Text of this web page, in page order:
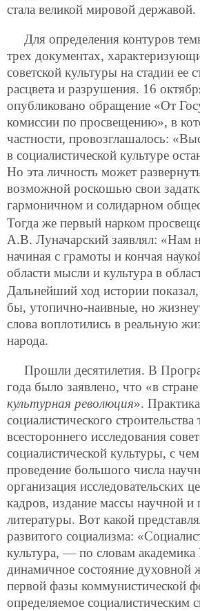
стала великой мировой державой.
Для определения контуров
трех документах,
советской культуры на стадии ее
расцвета и разрушения. 16
опубликовано обращение «От
комиссии по просвещению», в
частности, провозглашалось:
в социалистической культуре
Но эта личность может
возможной роскошью свои
гармоничном и солидарном
Тогда же первый нарком
А.В. Луначарский заявлял: «Нам
начиная с грамоты и кончая
области мысли и культура в
Дальнейший ход истории показал,
бы, утопично-наивные, но
слова воплотились в реальную
народа.
Прошли десятилетия. В
года было заявлено, что «в
культурная революция». Практика
социалистического строительства
всестороннего исследования
социалистической культуры, с
проведение большого числа
организация исследовательских
кадров, издание массы научной и
литературы. Вот какой
развитого социализма:
культура, — по словам
динамичное состояние духовной
первой фазы коммунистической
определяемое социалистическим